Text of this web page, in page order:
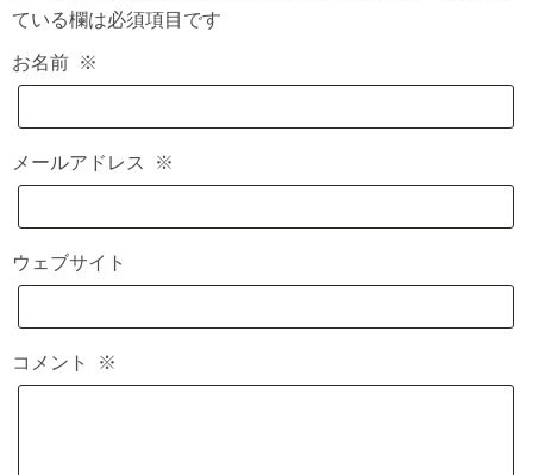
ている欄は必須項目です
お名前 ※
メールアドレス ※
ウェブサイト
コメント ※